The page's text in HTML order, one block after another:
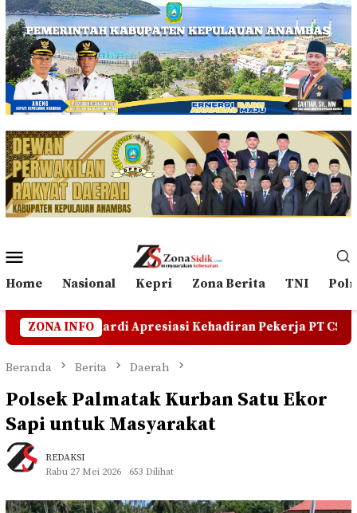
Loncat
ke
konten
Mobile
Home Nasional Kepri Zona Berita TNI
ZONA INFO
Kehadiran Pekerja PT CSA di RDP, Tegaskan
Beranda Berita Daerah
Polsek Palmatak Kurban Satu Ekor
Sapi untuk Masyarakat
REDAKSI
Rabu 27 Mei 2026
653 Dilihat